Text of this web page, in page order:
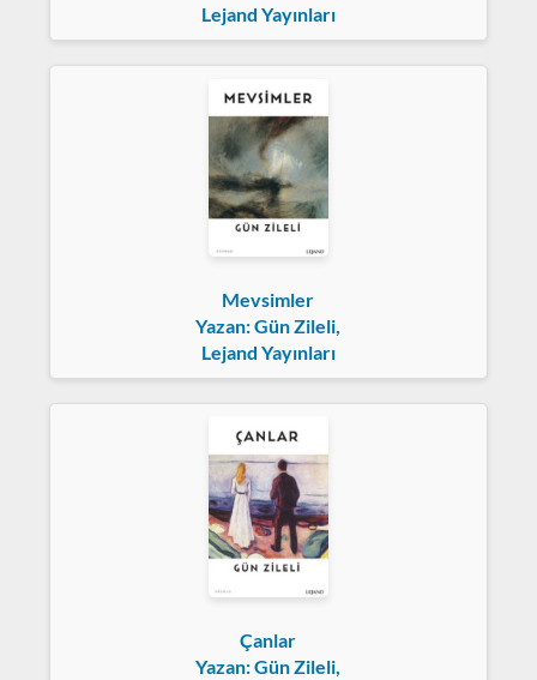
Lejand Yayınları
Mevsimler
Yazan: Gün Zileli,
Lejand Yayınları
Çanlar
Yazan: Gün Zileli,